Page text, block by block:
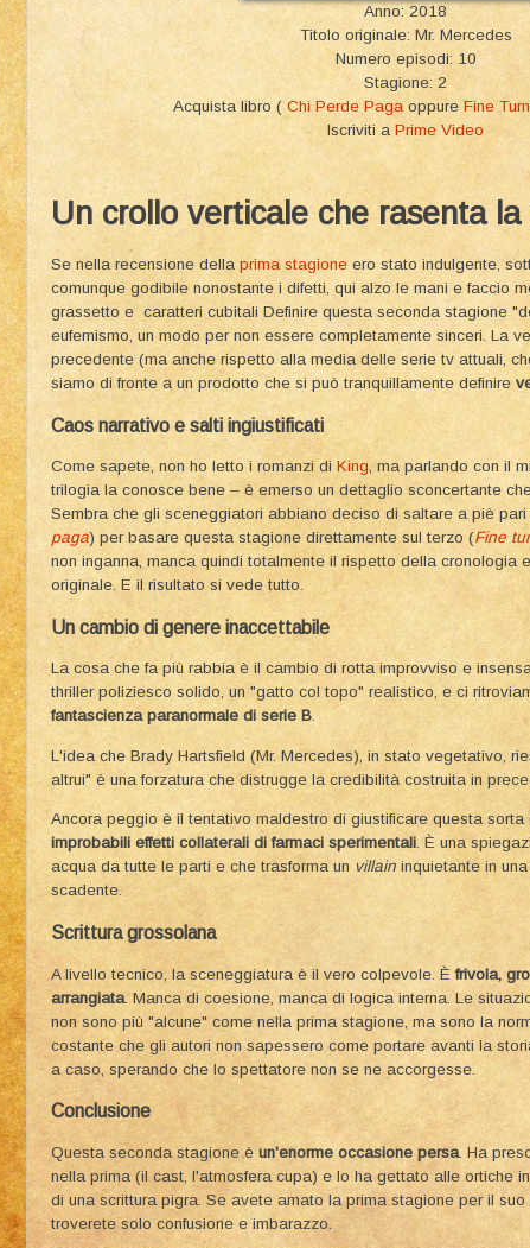
Anno: 2018
Titolo originale: Mr. Mercedes
Numero episodi: 10
Stagione: 2
Acquista libro ( Chi Perde Pagaoppure Fine
Iscriviti a Prime Video
Un crollo verticale che rasenta
​Se nella recensione della prima stagione ero stato indulgente,
comunque godibile nonostante i difetti, qui alzo le mani e faccio
grassetto e caratteri cubitali Definire questa seconda stagione
eufemismo, un modo per non essere completamente sinceri. La
precedente (ma anche rispetto alla media delle serie tv attuali,
siamo di fronte a un prodotto che si può tranquillamente definire
​Caos narrativo e salti ingiustificati
​Come sapete, non ho letto i romanzi di King, ma parlando con il
trilogia la conosce bene – è emerso un dettaglio sconcertante
Sembra che gli sceneggiatori abbiano deciso di saltare a piè
paga) per basare questa stagione direttamente sul terzo (Fine
non inganna, manca quindi totalmente il rispetto della cronologia
originale. E il risultato si vede tutto.
​Un cambio di genere inaccettabile
​La cosa che fa più rabbia è il cambio di rotta improvviso e
thriller poliziesco solido, un "gatto col topo" realistico, e ci
fantascienza paranormale di serie B.
L'idea che Brady Hartsfield (Mr. Mercedes), in stato vegetativo,
altrui" è una forzatura che distrugge la credibilità costruita in
​Ancora peggio è il tentativo maldestro di giustificare questa
improbabili effetti collaterali di farmaci sperimentali. È una
acqua da tutte le parti e che trasforma un villain inquietante in
scadente.
​Scrittura grossolana
​A livello tecnico, la sceneggiatura è il vero colpevole. Èfrivola,
arrangiata. Manca di coesione, manca di logica interna. Le
non sono più "alcune" come nella prima stagione, ma sono la
costante che gli autori non sapessero come portare avanti la
a caso, sperando che lo spettatore non se ne accorgesse.
​Conclusione
​Questa seconda stagione è un'enorme occasione persa. Ha
nella prima (il cast, l'atmosfera cupa) e lo ha gettato alle ortiche
di una scrittura pigra. Se avete amato la prima stagione per il
troverete solo confusione e imbarazzo.